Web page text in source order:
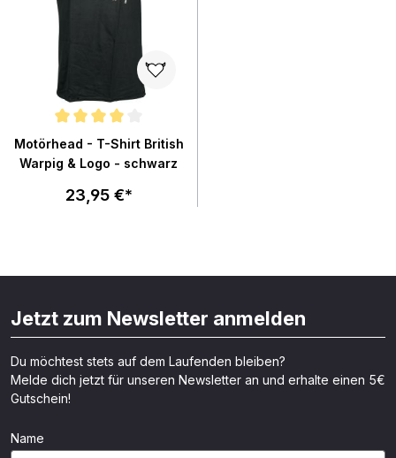
Durchschnittliche Bewertung von 4 von 5 Sternen
Motörhead - T-Shirt British
Warpig & Logo - schwarz
23,95 €*
Jetzt zum Newsletter anmelden
Du möchtest stets auf dem Laufenden bleiben?
Melde dich jetzt für unseren Newsletter an und erhalte einen 5€
Gutschein!
Name